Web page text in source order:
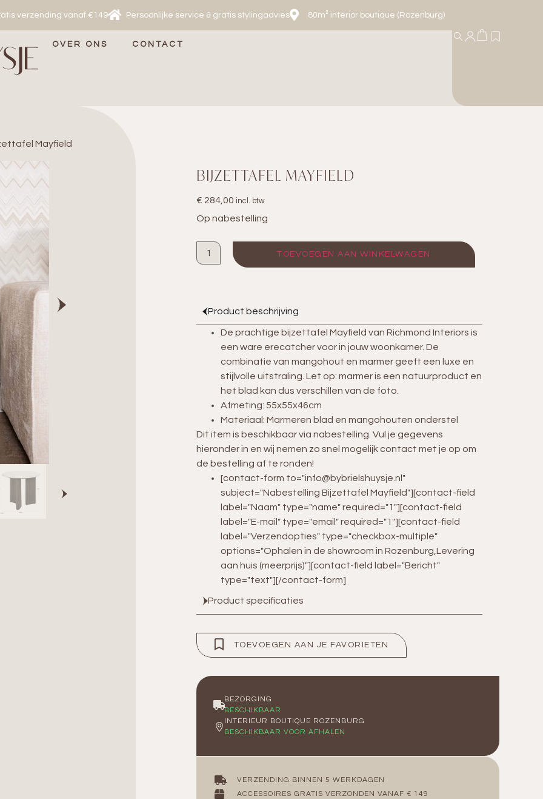
verzending vanaf €149 Persoonlijke service & gratis stylingadvies 80m² interior boutique (Rozenburg)
OVER ONS CONTACT
Mayfield
BIJZETTAFEL MAYFIELD
€ 284,00 incl. btw
Op nabestelling
TOEVOEGEN AAN WINKELWAGEN
Product beschrijving
De prachtige bijzettafel Mayfield van Richmond Interiors is
een ware erecatcher voor in jouw woonkamer. De
combinatie van mangohout en marmer geeft een luxe en
stijlvolle uitstraling. Let op: marmer is een natuurproduct en
het blad kan dus verschillen van de foto.
Afmeting: 55x55x46cm
Materiaal: Marmeren blad en mangohouten onderstel
Dit item is beschikbaar via nabestelling. Vul je gegevens
hieronder in en wij nemen zo snel mogelijk contact met je op om
de bestelling af te ronden!
[contact-form to="info@bybrielshuysje.nl"
subject="Nabestelling Bijzettafel Mayfield"][contact-field
label="Naam" type="name" required="1"][contact-field
label="E-mail" type="email" required="1"][contact-field
label="Verzendopties" type="checkbox-multiple"
options="Ophalen in de showroom in Rozenburg,Levering
aan huis (meerprijs)"][contact-field label="Bericht"
type="text"][/contact-form]
Product specificaties
TOEVOEGEN AAN JE FAVORIETEN
BEZORGING
BESCHIKBAAR
INTERIEUR BOUTIQUE ROZENBURG
BESCHIKBAAR VOOR AFHALEN
VERZENDING BINNEN 5 WERKDAGEN
ACCESSOIRES GRATIS VERZONDEN VANAF € 149